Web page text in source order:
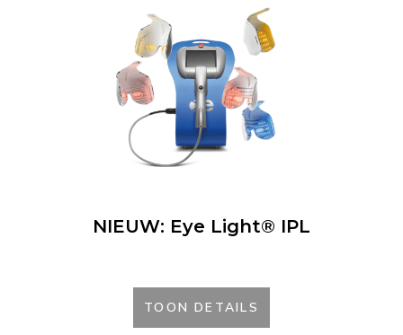
NIEUW: Eye Light® IPL
TOON DETAILS